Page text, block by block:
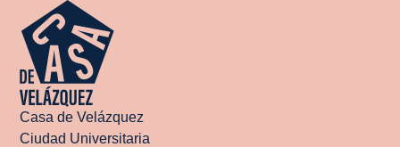
Casa de Velázquez
Ciudad Universitaria